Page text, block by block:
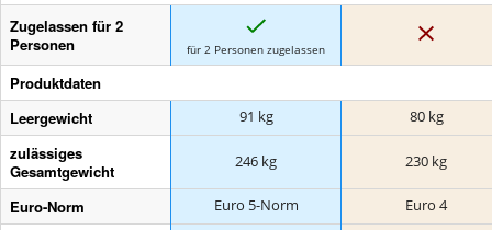
Zugelassen für 2
Personen
für 2 Personen zugelassen
Produktdaten
Leergewicht
91 kg 80 kg
zulässiges
Gesamtgewicht
246 kg 230 kg
Euro-Norm Euro 5-Norm Euro 4